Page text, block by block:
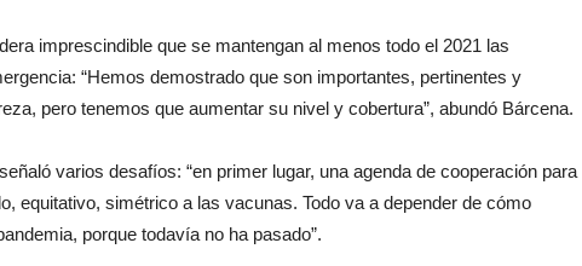
imprescindible que se mantengan al menos todo el 2021 las
“Hemos demostrado que son importantes, pertinentes y
pero tenemos que aumentar su nivel y cobertura”, abundó Bárcena.
varios desafíos: “en primer lugar, una agenda de cooperación para
equitativo, simétrico a las vacunas. Todo va a depender de cómo
porque todavía no ha pasado”.